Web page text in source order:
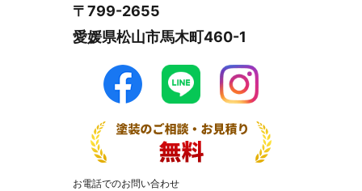
〒799-2655
愛媛県松山市馬木町460-1
お電話でのお問い合わせ